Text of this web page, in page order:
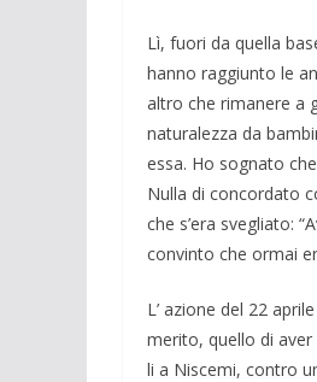
Lì, fuori da quella
hanno raggiunto le
altro che rimanere a
naturalezza da
essa. Ho sognato
Nulla di concordato
che s’era sveglia­to:
convinto che ormai
L’ azione del 22
merito, quello di
li a Ni­scemi, contro